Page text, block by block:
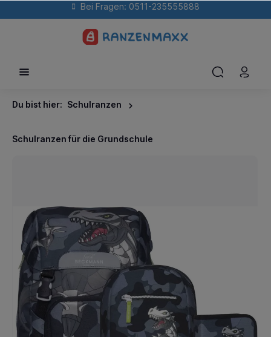
Bei Fragen: 0511-235555888
Du bist hier: Schulranzen
Schulranzen für die Grundschule